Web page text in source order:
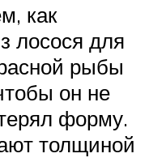
как
лосося для
рыбы
он не
форму.
толщиной